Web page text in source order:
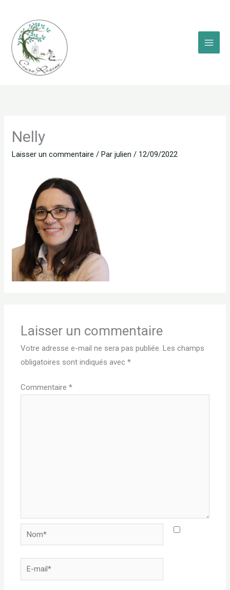
contenu
Nelly
Laisser un commentaire / Parjulien / 12/09/2022
Laisser un commentaire
Votre adresse e-mail ne sera pas publiée. Les champs
obligatoires sont indiqués avec*
Commentaire*
Nom*
E-
mail*